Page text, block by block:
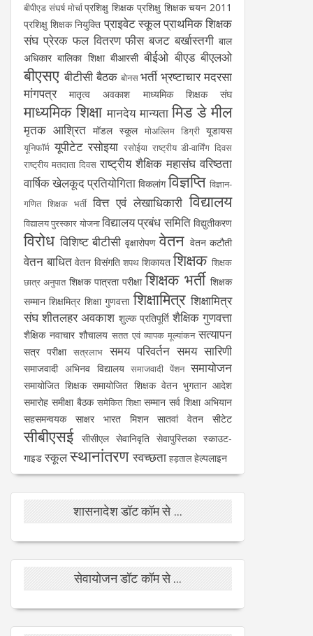
बीपीएड संघर्ष मोर्चा प्रशिक्षु शिक्षक प्रशिक्षु शिक्षक चयन 2011
प्रशिक्षु शिक्षक नियुक्ति प्राइवेट स्कूलप्राथमिक शिक्षक
संघ प्रेरक फल वितरण फीस बजट बर्खास्तगी बाल
अधिकार बालिका शिक्षा बीआरसी बीईओ बीएड बीएलओ
बीएसए बीटीसी बैठक बोनस भर्ती भ्रष्टाचार मदरसा
मांगपत्र
मातृत्व अवकाश माध्यमिक शिक्षक संघ
माध्यमिक शिक्षा मानदेय मान्यता मिड डे मील
मृतक आश्रित मॉडल स्कूल मोअल्लिम डिग्री यूडायस
यूनिफॉर्म यूपीटेट रसोइया रसोईया राष्ट्रीय डी-वार्मिंग दिवस
राष्ट्रीय मतदाता दिवस राष्ट्रीय शैक्षिक महासंघ वरिष्ठता
वार्षिक खेलकूद प्रतियोगिता विकलांग विज्ञप्ति विज्ञान-
गणित शिक्षक भर्ती वित्त एवं लेखाधिकारी विद्यालय
विद्यालय पुरस्कार योजनाविद्यालय प्रबंध समिति विद्युतीकरण
विरोध विशिष्ट बीटीसी वृक्षारोपण वेतन वेतन कटौती
वेतन बाधित वेतन विसंगति शपथ शिकायत शिक्षक शिक्षक
छात्र अनुपात शिक्षक पात्रता परीक्षा शिक्षक भर्ती शिक्षक
सम्मान शिक्षमित्र शिक्षा गुणवत्ता शिक्षामित्र शिक्षामित्र
संघ शीतलहर अवकाश शुल्क प्रतिपूर्ति शैक्षिक गुणवत्ता
शैक्षिक नवाचार शौचालय सतत एवं व्यापक मूल्यांकन सत्यापन
सत्र परीक्षा सत्रलाभ समय परिवर्तन समय सारिणी
समाजवादी अभिनव विद्यालय समाजवादी पेंशन समायोजन
समायोजित शिक्षक समायोजित शिक्षक वेतन भुगतान आदेश
समारोह समीक्षा बैठक समेकित शिक्षा सम्मान सर्व शिक्षा अभियान
सहसमन्वयक
साक्षर भारत मिशन सातवां वेतन सीटेट
सीबीएसई सीसीएल सेवानिवृति सेवापुस्तिका स्काउट-
गाइड स्कूलस्थानांतरण स्वच्छता हड़तालहेल्पलाइन
शासनादेश डॉट कॉम से ...
सेवायोजन डॉट कॉम से ...